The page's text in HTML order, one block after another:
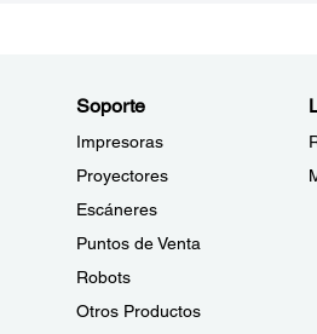
Soporte
Impresoras
Proyectores
Escáneres
Puntos de Venta
Robots
Otros Productos